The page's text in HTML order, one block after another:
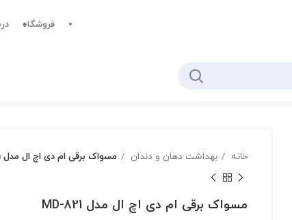
فروشگاه
خانه بهداشت دهان و دندان مسواک برقی ام دی اچ ال مدل MD-821
مسواک برقی ام دی اچ ال مدل MD-821